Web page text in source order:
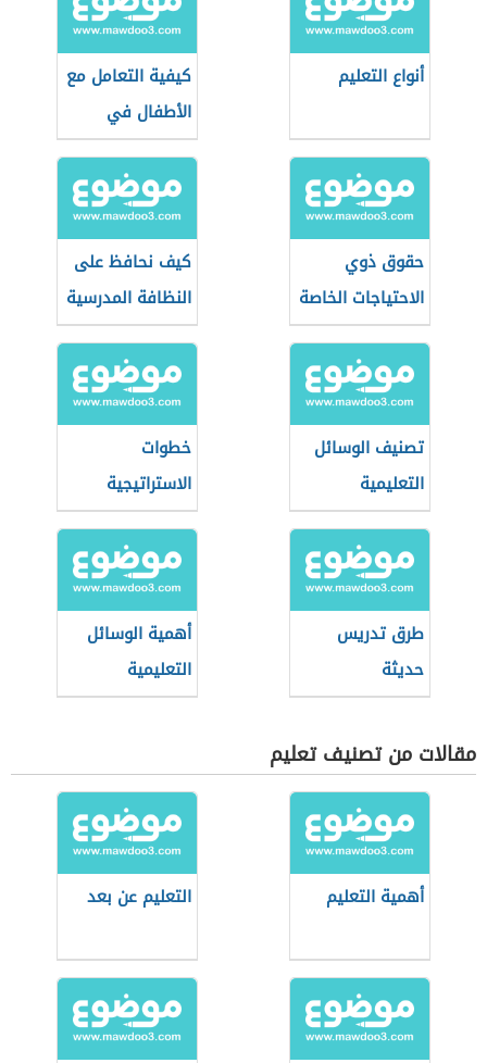
أنواع التعليم
كيفية التعامل مع
الأطفال في
المدرسة
حقوق ذوي
الاحتياجات الخاصة
في التعليم
كيف نحافظ على
النظافة المدرسية
تصنيف الوسائل
التعليمية
خطوات
الاستراتيجية
القرائية
طرق تدريس
حديثة
أهمية الوسائل
التعليمية
مقالات من تصنيف تعليم
أهمية التعليم التعليم عن بعد